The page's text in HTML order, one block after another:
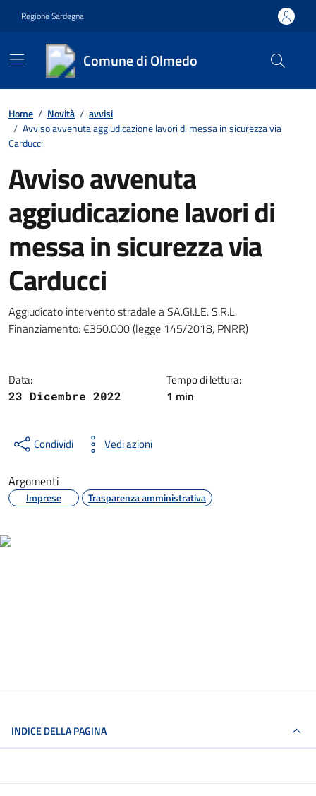
Regione Sardegna
Comune di Olmedo
Contenuti in evidenza
Home / Novità / avvisi
/ Avviso avvenuta aggiudicazione lavori di messa in sicurezza via
Carducci
Avviso avvenuta
aggiudicazione lavori di
messa in sicurezza via
Carducci
Dettagli della notizia
Aggiudicato intervento stradale a SA.GI.LE. S.R.L.
Finanziamento: €350.000 (legge 145/2018, PNRR)
Data:
23 Dicembre 2022
Tempo di lettura:
1 min
Condividi Vedi azioni
Argomenti
Imprese Trasparenza amministrativa
INDICE DELLA PAGINA